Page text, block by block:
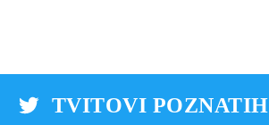
TVITOVI POZNATIH